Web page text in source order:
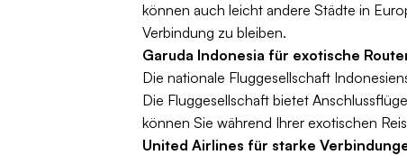
können auch leicht andere Städte in
Verbindung zu bleiben.
Garuda Indonesia für exotische
Die nationale Fluggesellschaft
Die Fluggesellschaft bietet
können Sie während Ihrer exotischen
United Airlines für starke